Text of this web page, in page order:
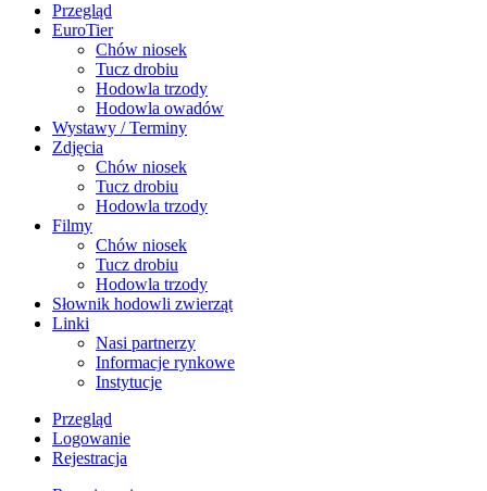
Przegląd
EuroTier
Chów niosek
Tucz drobiu
Hodowla trzody
Hodowla owadów
Wystawy / Terminy
Zdjęcia
Chów niosek
Tucz drobiu
Hodowla trzody
Filmy
Chów niosek
Tucz drobiu
Hodowla trzody
Słownik hodowli zwierząt
Linki
Nasi partnerzy
Informacje rynkowe
Instytucje
Przegląd
Logowanie
Rejestracja